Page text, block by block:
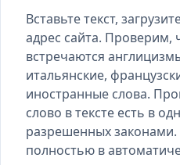
Вставьте текст,
адрес сайта. Проверим,
встречаются
итальянские,
иностранные слова.
слово в тексте есть в
разрешенных
полностью в